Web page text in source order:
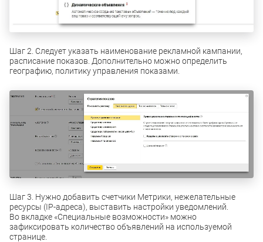
Шаг 2. Следует указать наименование рекламной кампании,
расписание показов. Дополнительно можно определить
географию, политику управления показами.
Шаг 3. Нужно добавить счетчики Метрики, нежелательные
ресурсы (IP-адреса), выставить настройки уведомлений.
Во вкладке «Специальные возможности» можно
зафиксировать количество объявлений на используемой
странице.